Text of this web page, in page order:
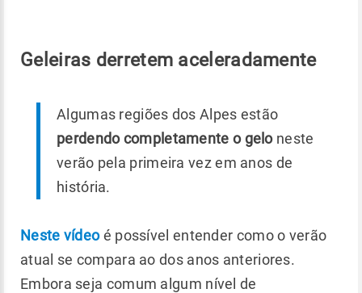
Geleiras derretem aceleradamente
Algumas regiões dos Alpes estão
perdendo completamente o geloneste
verão pela primeira vez em anos de
história.
Neste vídeoé possível entender como o verão
atual se compara ao dos anos anteriores.
Embora seja comum algum nível de